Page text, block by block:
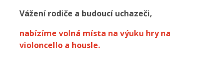
Vážení rodiče a budoucí uchazeči,
nabízíme volná místa na výuku hry na
violoncello a housle.